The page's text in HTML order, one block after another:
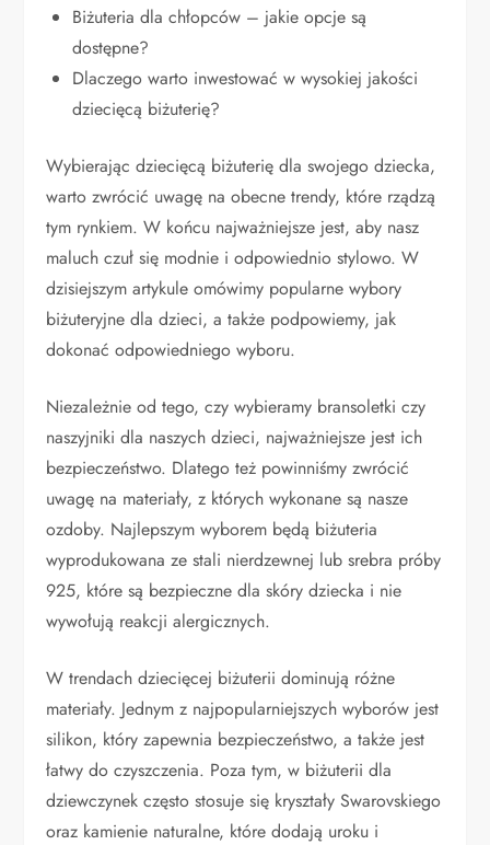
Biżuteria dla chłopców – jakie opcje są
dostępne?
Dlaczego warto inwestować w wysokiej jakości
dziecięcą biżuterię?
Wybierając dziecięcą biżuterię dla swojego dziecka,
warto zwrócić uwagę na obecne trendy, które rządzą
tym rynkiem. W końcu najważniejsze jest, aby nasz
maluch czuł się modnie i odpowiednio stylowo. W
dzisiejszym artykule omówimy popularne wybory
biżuteryjne dla dzieci, a także podpowiemy, jak
dokonać odpowiedniego wyboru.
Niezależnie od tego, czy wybieramy bransoletki czy
naszyjniki dla naszych dzieci, najważniejsze jest ich
bezpieczeństwo. Dlatego też powinniśmy zwrócić
uwagę na materiały, z których wykonane są nasze
ozdoby. Najlepszym wyborem będą biżuteria
wyprodukowana ze stali nierdzewnej lub srebra próby
925, które są bezpieczne dla skóry dziecka i nie
wywołują reakcji alergicznych.
W trendach dziecięcej biżuterii dominują różne
materiały. Jednym z najpopularniejszych wyborów jest
silikon, który zapewnia bezpieczeństwo, a także jest
łatwy do czyszczenia. Poza tym, w biżuterii dla
dziewczynek często stosuje się kryształy Swarovskiego
oraz kamienie naturalne, które dodają uroku i